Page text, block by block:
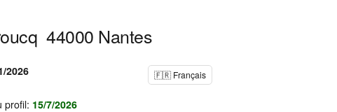
44000 Nantes
2026
profil: 15/7/2026
🇫🇷 Français